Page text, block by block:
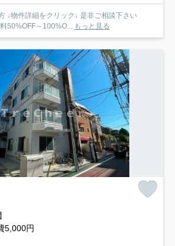
↓物件詳細をクリック↓ 是非ご相談下さい
～100%O... もっと見る
5,000円